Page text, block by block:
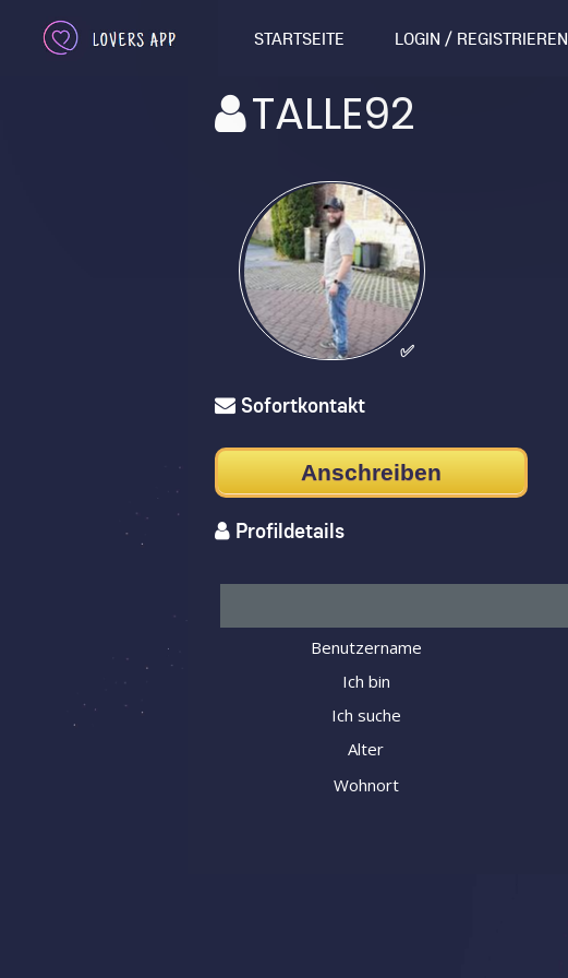
STARTSEITE LOGIN / REGISTRIEREN
TALLE92
✅
Sofortkontakt
Anschreiben
Profildetails
Benutzername
Ich bin
Ich suche
Alter
Wohnort